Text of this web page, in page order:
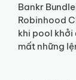
Bankr
Robinhood
khi pool
mất những